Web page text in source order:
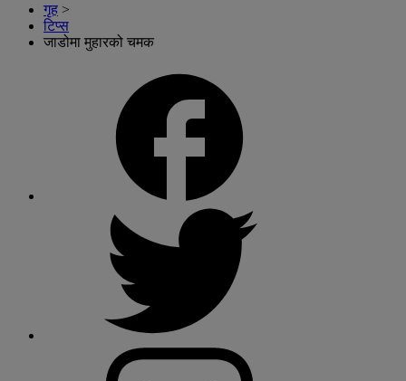
गृह >
टिप्स
जाडोमा मुहारको चमक